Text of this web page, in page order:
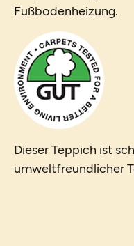
Fußbodenheizung.
Dieser Teppich ist
umweltfreundlicher